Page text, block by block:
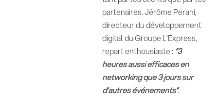
partenaires. Jérôme Perani,
directeur du développement
digital du Groupe L’Express,
repart enthousiaste : “3
heures aussi efficaces en
networking que 3 jours sur
d’autres événements”.